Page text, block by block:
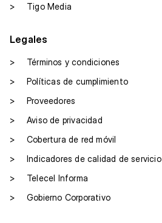
>
Tigo Media
Legales
>
Términos y condiciones
>
Políticas de cumplimiento
>
Proveedores
>
Aviso de privacidad
>
Cobertura de red móvil
>
Indicadores de calidad de servicio
>
Telecel Informa
>
Gobierno Corporativo